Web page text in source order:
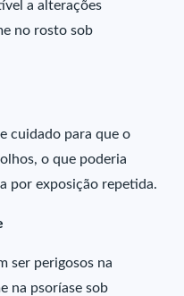
a alterações
no rosto sob
cuidado para que o
o que poderia
por exposição repetida.
ser perigosos na
na psoríase sob